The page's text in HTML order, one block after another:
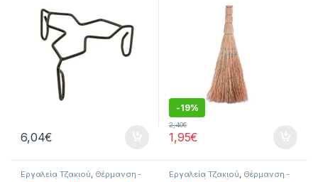
6,04€
-19%
1,95€
2,40€
Εργαλεία Τζακιού, Θέρμανση - Εργαλεία Τζακιού, Θέρμανση -